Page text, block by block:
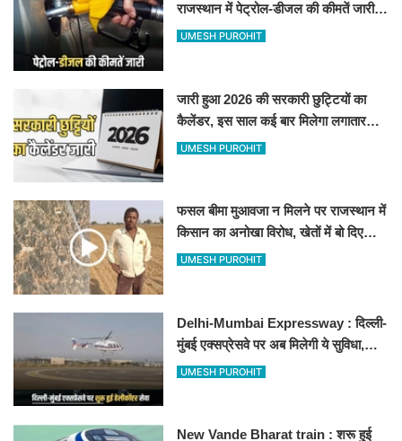
राजस्थान में पेट्रोल-डीजल की कीमतें जारी,
जानिए बीकानेर समेत पुरे प्रदेश में नए रेट
UMESH PUROHIT
जारी हुआ 2026 की सरकारी छुट्टियों का
कैलेंडर, इस साल कई बार मिलेगा लगातार
अवकाश, देखें
UMESH PUROHIT
फसल बीमा मुआवजा न मिलने पर राजस्थान में
किसान का अनोखा विरोध, खेतों में बो दिए
500-500 रुपए के नोट, वीडियो वायरल
UMESH PUROHIT
Delhi-Mumbai Expressway : दिल्ली-
मुंबई एक्सप्रेसवे पर अब मिलेगी ये सुविधा,
हेलीकॉप्टर सर्विस से तुरंत घायल पहुंचेगा
UMESH PUROHIT
New Vande Bharat train : शरू हुई